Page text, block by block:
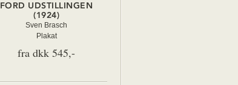
FORD UDSTILLINGEN
(1924)
Sven Brasch
Plakat
fra dkk 545,-